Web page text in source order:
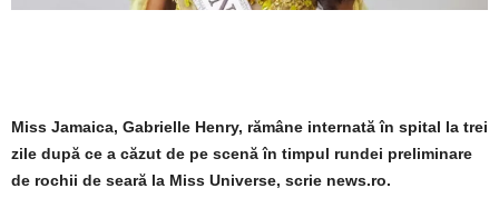
Miss Jamaica, Gabrielle Henry, rămâne internată în spital la trei
zile după ce a căzut de pe scenă în timpul rundei preliminare
de rochii de seară la Miss Universe, scrie news.ro.